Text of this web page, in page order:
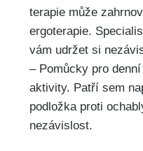
terapie může
ergoterapie.
vám udržet si
– Pomůcky pro
aktivity. Patří sem
podložka proti
nezávislost.